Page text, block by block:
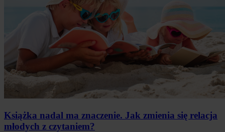
Książka nadal ma znaczenie. Jak zmienia się relacja
młodych z czytaniem?